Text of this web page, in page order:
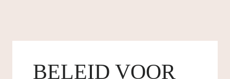
BELEID VOOR